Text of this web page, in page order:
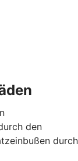
den
durch